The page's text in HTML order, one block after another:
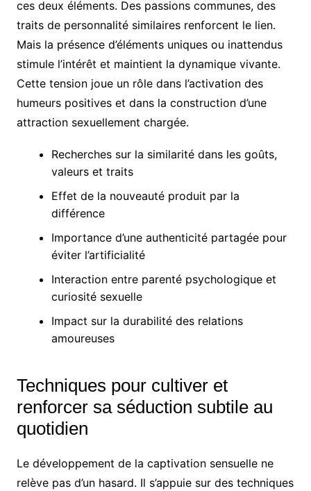
ces deux éléments. Des passions communes, des
traits de personnalité similaires renforcent le lien.
Mais la présence d’éléments uniques ou inattendus
stimule l’intérêt et maintient la dynamique vivante.
Cette tension joue un rôle dans l’activation des
humeurs positives et dans la construction d’une
attraction sexuellement chargée.
Recherches sur la similarité dans les goûts,
valeurs et traits
Effet de la nouveauté produit par la
différence
Importance d’une authenticité partagée pour
éviter l’artificialité
Interaction entre parenté psychologique et
curiosité sexuelle
Impact sur la durabilité des relations
amoureuses
Techniques pour cultiver et
renforcer sa séduction subtile au
quotidien
Le développement de la captivation sensuelle ne
relève pas d’un hasard. Il s’appuie sur des techniques